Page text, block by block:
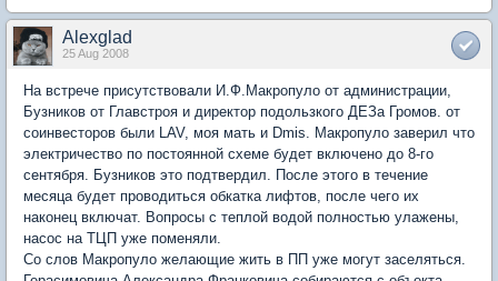
Alexglad
25 Aug 2008
На встрече присутствовали И.Ф.Макропуло от администрации,
Бузников от Главстроя и директор подользкого ДЕЗа Громов. от
соинвесторов были LAV, моя мать и Dmis. Макропуло заверил что
электричество по постоянной схеме будет включено до 8-го
сентября. Бузников это подтвердил. После этого в течение
месяца будет проводиться обкатка лифтов, после чего их
наконец включат. Вопросы с теплой водой полностью улажены,
насос на ТЦП уже поменяли.
Со слов Макропуло желающие жить в ПП уже могут заселяться.